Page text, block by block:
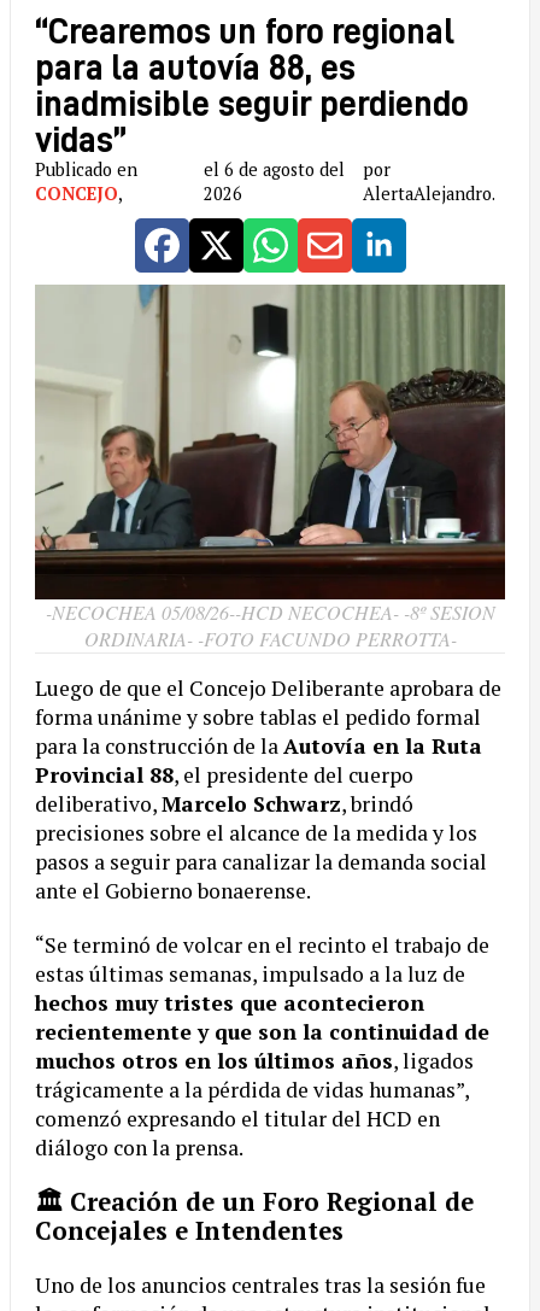
“Crearemos un foro regional
para la autovía 88, es
inadmisible seguir perdiendo
vidas”
Publicado en
CONCEJO,
el 6 de agosto del
2026
por
AlertaAlejandro.
-NECOCHEA 05/08/26--HCD NECOCHEA- -8º SESION
ORDINARIA- -FOTO FACUNDO PERROTTA-
Luego de que el Concejo Deliberante aprobara de
forma unánime y sobre tablas el pedido formal
para la construcción de laAutovía en la Ruta
Provincial 88, el presidente del cuerpo
deliberativo,Marcelo Schwarz, brindó
precisiones sobre el alcance de la medida y los
pasos a seguir para canalizar la demanda social
ante el Gobierno bonaerense.
“Se terminó de volcar en el recinto el trabajo de
estas últimas semanas, impulsado a la luz de
hechos muy tristes que acontecieron
recientemente y que son la continuidad de
muchos otros en los últimos años, ligados
trágicamente a la pérdida de vidas humanas”,
comenzó expresando el titular del HCD en
diálogo con la prensa.
🏛️ Creación de un Foro Regional de
Concejales e Intendentes
Uno de los anuncios centrales tras la sesión fue